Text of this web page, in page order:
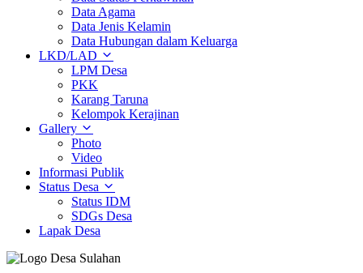
Data Agama
Data Jenis Kelamin
Data Hubungan dalam Keluarga
LKD/LAD
LPM Desa
PKK
Karang Taruna
Kelompok Kerajinan
Gallery
Photo
Video
Informasi Publik
Status Desa
Status IDM
SDGs Desa
Lapak Desa